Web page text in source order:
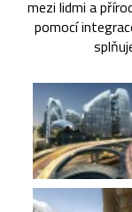
mezi lidmi a
pomocí